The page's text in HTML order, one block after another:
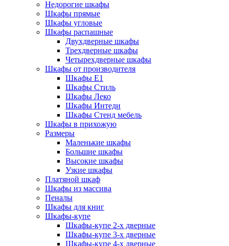
Недорогие шкафы
Шкафы прямые
Шкафы угловые
Шкафы распашные
Двухдверные шкафы
Трехдверные шкафы
Четырехдверные шкафы
Шкафы от производителя
Шкафы E1
Шкафы Стиль
Шкафы Леко
Шкафы Интеди
Шкафы Стенд мебель
Шкафы в прихожую
Размеры
Маленькие шкафы
Большие шкафы
Высокие шкафы
Узкие шкафы
Платяной шкаф
Шкафы из массива
Пеналы
Шкафы для книг
Шкафы-купе
Шкафы-купе 2-х дверные
Шкафы-купе 3-х дверные
Шкафы-купе 4-х дверные